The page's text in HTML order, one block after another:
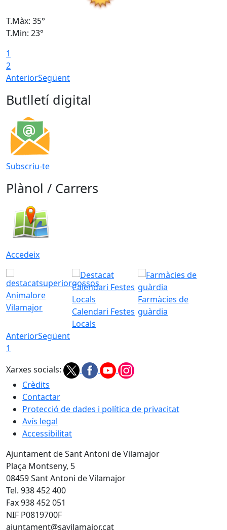
T.Màx: 35°
T.Min: 23°
1
2
AnteriorSegüent
Butlletí digital
Subscriu-te
Plànol / Carrers
Accedeix
Animalore
Vilamajor
Calendari Festes
Locals
Farmàcies de
guàrdia
AnteriorSegüent
1
Xarxes socials:
Crèdits
Contactar
Protecció de dades i política de privacitat
Avís legal
Accessibilitat
Ajuntament de Sant Antoni de Vilamajor
Plaça Montseny, 5
08459 Sant Antoni de Vilamajor
Tel. 938 452 400
Fax 938 452 051
NIF P0819700F
ajuntament@savilamajor.cat